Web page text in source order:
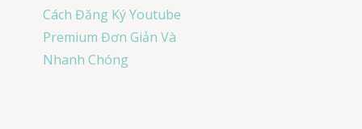
Post
navigation
Cách Đăng Ký Youtube
Premium Đơn Giản Và
Nhanh Chóng